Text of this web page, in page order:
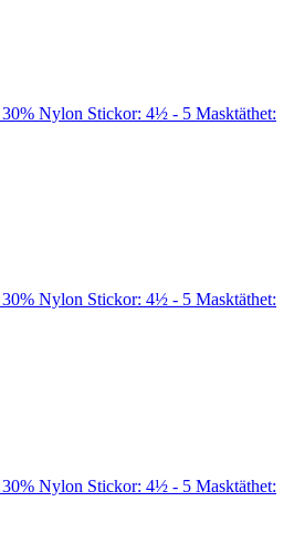
Nylon Stickor: 4½ - 5 Masktäthet:
Nylon Stickor: 4½ - 5 Masktäthet:
Nylon Stickor: 4½ - 5 Masktäthet: